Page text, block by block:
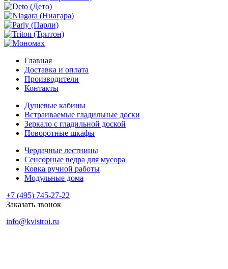
Главная
Доставка и оплата
Производители
Контакты
Душевые кабины
Встраиваемые гладильные доски
Зеркало с гладильной доской
Поворотные шкафы
Чердачные лестницы
Сенсорные ведра для мусора
Ковка ручной работы
Модульные дома
+7 (495) 745-27-22
Заказать звонок
info@kvistroi.ru